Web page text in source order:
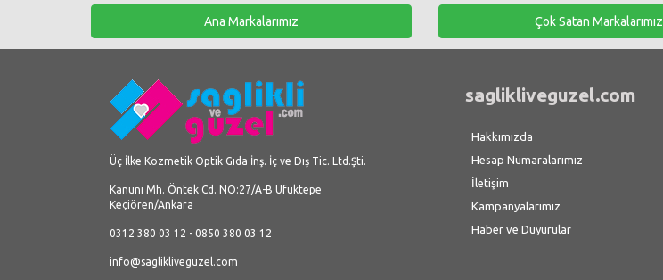
Ana Markalarımız Çok Satan Markalarımız
Üç İlke Kozmetik Optik Gıda İnş. İç ve Dış Tic. Ltd.Şti.
Kanuni Mh. Öntek Cd. NO:27/A-B Ufuktepe
Keçiören/Ankara
0312 380 03 12 - 0850 380 03 12
info@saglikliveguzel.com
saglikliveguzel.com
Hakkımızda
Hesap Numaralarımız
İletişim
Kampanyalarımız
Haber ve Duyurular